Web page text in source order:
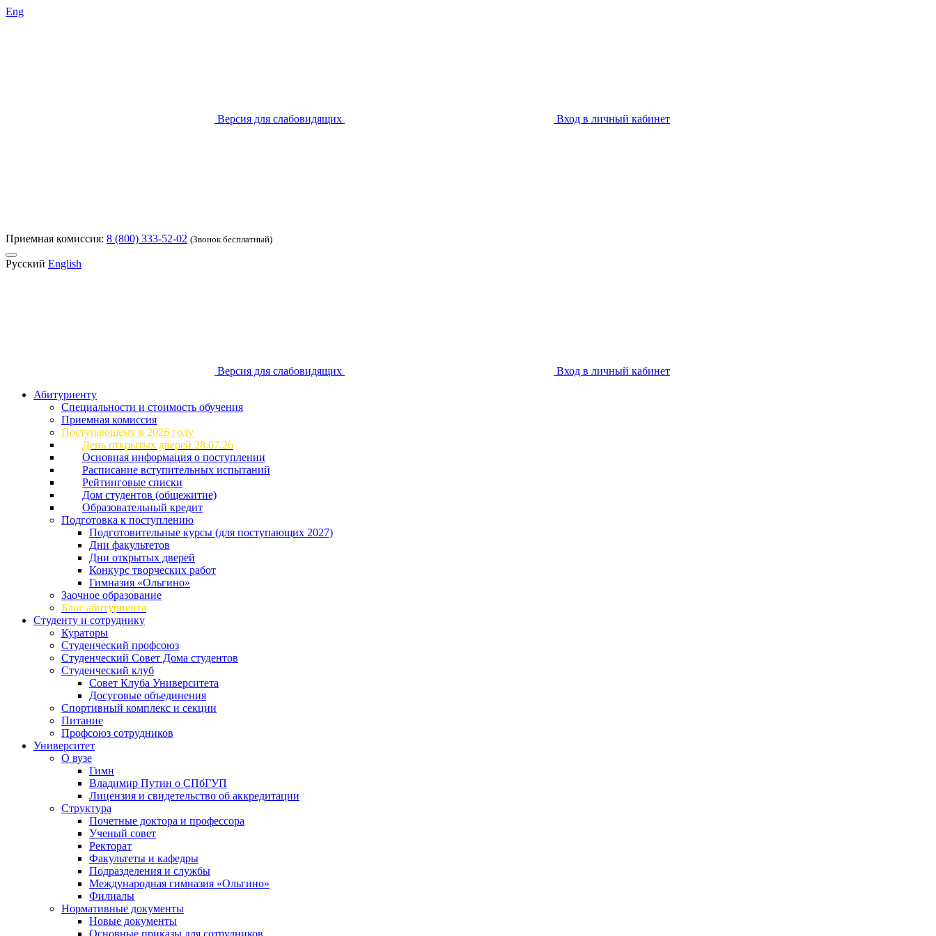
Eng
Версия для слабовидящих Вход в личный кабинет
Приемная комиссия: 8 (800) 333-52-02 (Звонок бесплатный)
Русский English
Версия для слабовидящих
Вход в личный кабинет
Абитуриенту
Специальности и стоимость обучения
Приемная комиссия
Поступающему в 2026 году
День открытых дверей 28.07.26
Основная информация о поступлении
Расписание вступительных испытаний
Рейтинговые списки
Дом студентов (общежитие)
Образовательный кредит
Подготовка к поступлению
Подготовительные курсы (для поступающих 2027)
Дни факультетов
Дни открытых дверей
Конкурс творческих работ
Гимназия «Ольгино»
Заочное образование
Блог абитуриента
Студенту и сотруднику
Кураторы
Студенческий профсоюз
Студенческий Совет Дома студентов
Студенческий клуб
Совет Клуба Университета
Досуговые объединения
Спортивный комплекс и секции
Питание
Профсоюз сотрудников
Университет
О вузе
Гимн
Владимир Путин о СПбГУП
Лицензия и свидетельство об аккредитации
Структура
Почетные доктора и профессора
Ученый совет
Ректорат
Факультеты и кафедры
Подразделения и службы
Международная гимназия «Ольгино»
Филиалы
Нормативные документы
Новые документы
Основные приказы для сотрудников